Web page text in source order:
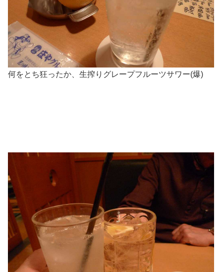
何をとち狂ったか、生搾りグレープフルーツサワー(爆)